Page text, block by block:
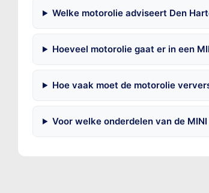
Welke motorolie adviseert Den
Hoeveel motorolie gaat er in een
Hoe vaak moet de motorolie
Voor welke onderdelen van de